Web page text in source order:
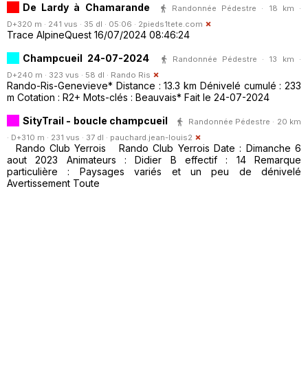
De Lardy à Chamarande
Randonnée Pédestre · 18 km ·
D+320 m · 241 vus · 35 dl · 05:06 · 2pieds1tete.com
Trace AlpineQuest 16/07/2024 08:46:24
Champcueil 24-07-2024
Randonnée Pédestre · 13 km ·
D+240 m · 323 vus · 58 dl · Rando Ris
Rando-Ris-Genevieve* Distance : 13.3 km Dénivelé cumulé : 233
m Cotation : R2+ Mots-clés : Beauvais* Fait le 24-07-2024
SityTrail - boucle champcueil
Randonnée Pédestre · 20 km
· D+310 m · 231 vus · 37 dl · pauchard.jean-louis2
Rando Club Yerrois Rando Club Yerrois Date : Dimanche 6
aout 2023 Animateurs : Didier B effectif : 14 Remarque
particulière : Paysages variés et un peu de dénivelé
Avertissement Toute